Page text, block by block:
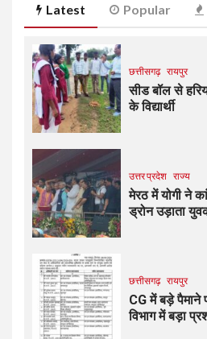
Latest Popular
छत्तीसगढ़ रायपुर
सीड बॉल से
के विद्यार्थी
उत्तर प्रदेश राज्य
मेरठ में योगी ने
ड्रोन उड़ाता
छत्तीसगढ़ रायपुर
CG में बड़े
विभाग में बड़ा